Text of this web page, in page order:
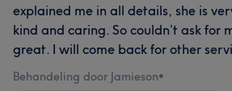
explained me in all details, she is
kind and caring. So couldn’t ask for
great. I will come back for other
Behandeling door Jamieson•